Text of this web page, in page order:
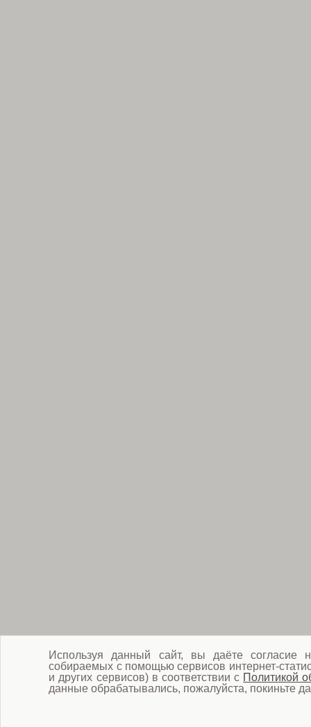
Используя данный сайт, вы даёте согласие
собираемых с помощью сервисов интернет-
и других сервисов) в соответствии с Политикой
данные обрабатывались, пожалуйста, покиньте